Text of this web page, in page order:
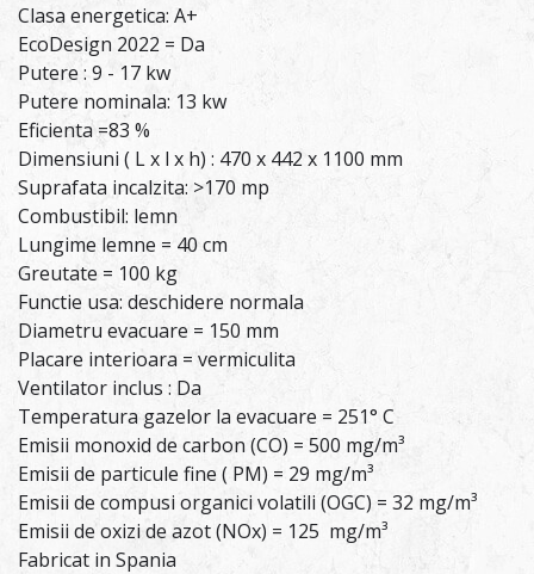
Clasa energetica: A+
EcoDesign 2022 = Da
Putere : 9 - 17 kw
Putere nominala: 13 kw
Eficienta =83 %
Dimensiuni ( L x l x h) : 470 x 442 x 1100 mm
Suprafata incalzita: >170 mp
Combustibil: lemn
Lungime lemne = 40 cm
Greutate = 100 kg
Functie usa: deschidere normala
Diametru evacuare = 150 mm
Placare interioara = vermiculita
Ventilator inclus : Da
Temperatura gazelor la evacuare = 251° C
Emisii monoxid de carbon (CO) = 500 mg/m³
Emisii de particule fine ( PM) = 29 mg/m³
Emisii de compusi organici volatili (OGC) = 32 mg/m³
Emisii de oxizi de azot (NOx) = 125 mg/m³
Fabricat in Spania